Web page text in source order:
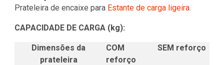
Prateleira de encaixe para Estante de carga ligeira.
CAPACIDADE DE CARGA (kg):
Dimensões da
prateleira
COM
reforço
SEM reforço